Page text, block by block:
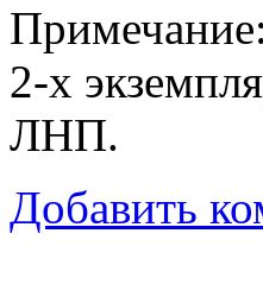
2-х
ЛНП.
Добавить